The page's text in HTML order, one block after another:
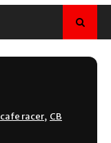
cafe racer, CB